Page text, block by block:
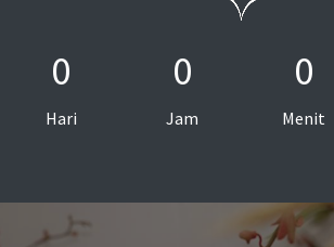
0
Hari
0
Jam
0
Menit